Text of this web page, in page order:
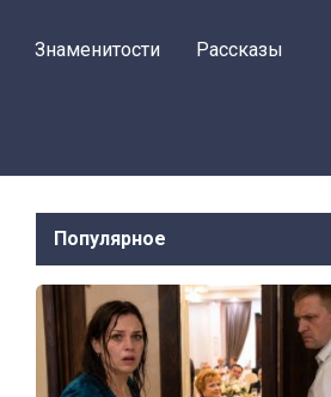
Знаменитости Рассказы
Популярное